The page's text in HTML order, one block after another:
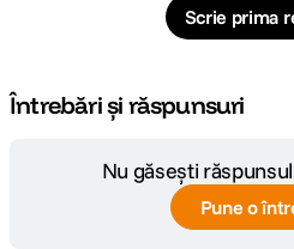
Nr. lamele
9
Plaja diafragme f/4 - f/22
Autofocus
Scrie prima
Întrebări și răspunsuri
Nu găsești
Pune o